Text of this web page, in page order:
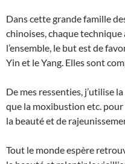
Dans cette grande famille
chinoises, chaque
l’ensemble, le but est de
Yin et le Yang. Elles sont
De mes ressenties, j’utilise
que la moxibustion etc.
la beauté et de
Tout le monde espère